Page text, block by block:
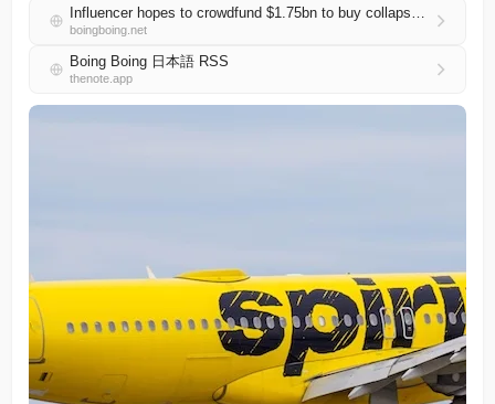
Influencer hopes to crowdfund $1.75bn to buy collapsed Spirit Airlines
boingboing.net
Boing Boing 日本語 RSS
thenote.app